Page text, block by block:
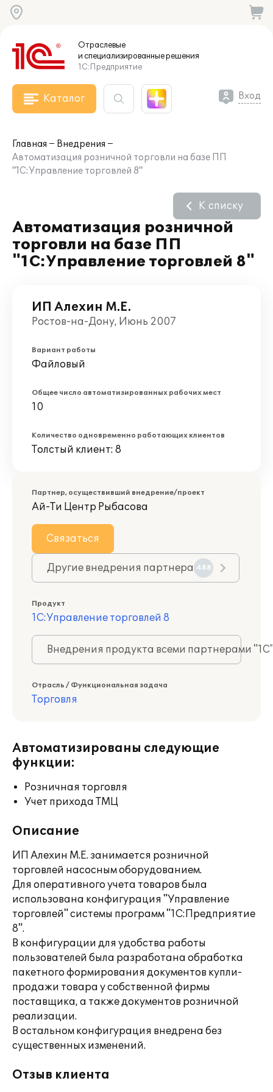
Отраслевые
и специализированныерешения
1С:Предприятие
Каталог Вход
Главная
Внедрения
Автоматизация розничной торговли на базе ПП
"1С:Управление торговлей 8"
Автоматизация розничной
торговли на базе ПП
"1С:Управление торговлей 8"
К списку
ИП Алехин М.Е.
Ростов-на-Дону, Июнь 2007
Вариант работы
Файловый
Общее число автоматизированных рабочих мест
10
Количество одновременно работающих клиентов
Толстый клиент: 8
Партнер, осуществивший внедрение/проект
Ай-Ти Центр Рыбасова
Связаться
Другие внедрения партнера 488
Продукт
1С:Управление торговлей 8
Внедрения продукта всеми партнерами
Отрасль / Функциональная задача
Торговля
Автоматизированы следующие
функции:
Розничная торговля
Учет прихода ТМЦ
Описание
ИП Алехин М.Е. занимается розничной
торговлей насосным оборудованием.
Для оперативного учета товаров была
использована конфигурация "Управление
торговлей" системы программ "1С:Предприятие
8".
В конфигурации для удобства работы
пользователей была разработана обработка
пакетного формирования документов купли-
продажи товара у собственной фирмы
поставщика, а также документов розничной
реализации.
В остальном конфигурация внедрена без
существенных изменений.
Отзыв клиента